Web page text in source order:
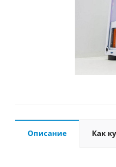
Описание Как